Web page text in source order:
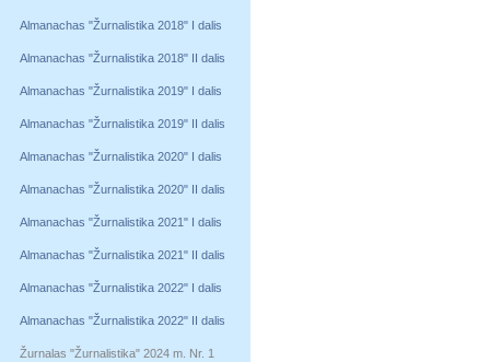
Almanachas "Žurnalistika 2018" I dalis
Almanachas "Žurnalistika 2018" II dalis
Almanachas "Žurnalistika 2019" I dalis
Almanachas "Žurnalistika 2019" II dalis
Almanachas "Žurnalistika 2020" I dalis
Almanachas "Žurnalistika 2020" II dalis
Almanachas "Žurnalistika 2021" I dalis
Almanachas "Žurnalistika 2021" II dalis
Almanachas "Žurnalistika 2022" I dalis
Almanachas "Žurnalistika 2022" II dalis
Žurnalas "Žurnalistika" 2024 m. Nr. 1